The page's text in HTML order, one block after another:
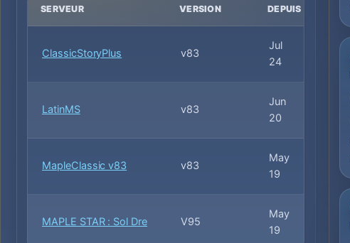
SERVEUR VERSION DEPUIS
ClassicStoryPlus v83
Jul
24
LatinMS v83
Jun
20
MapleClassic v83 v83
May
19
MAPLE STAR : Sol Dre V95
May
19